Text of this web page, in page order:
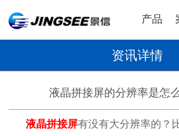
产品
资讯详情
液晶拼接屏的分辨率是怎
液晶拼接屏有没有大分辨率的？